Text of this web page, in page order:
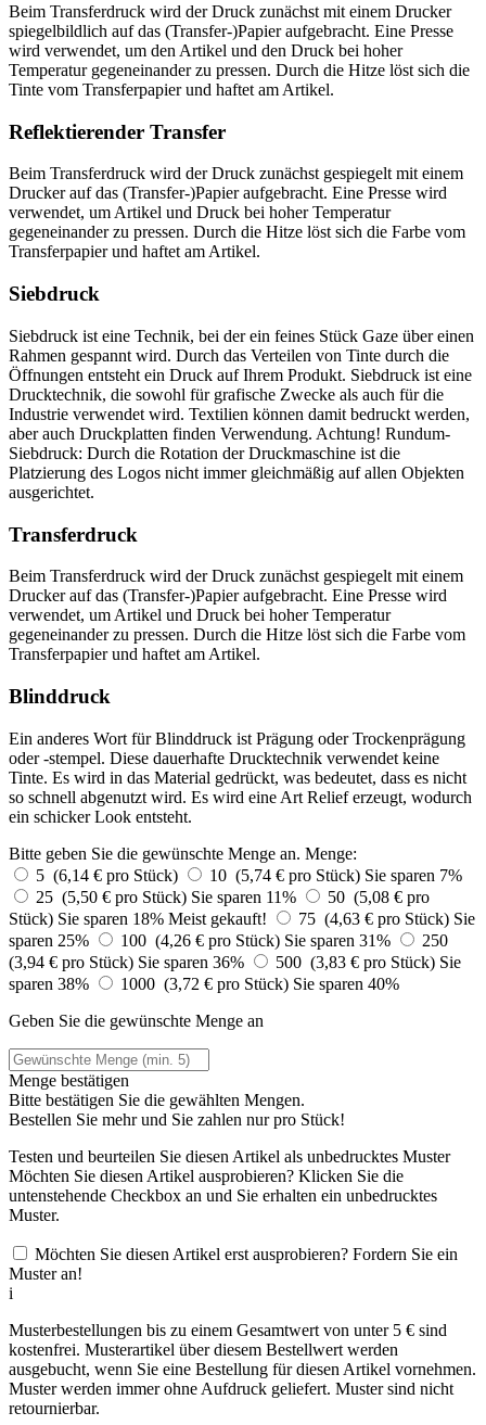
Beim Transferdruck wird der Druck zunächst mit einem Drucker
spiegelbildlich auf das (Transfer-)Papier aufgebracht. Eine Presse
wird verwendet, um den Artikel und den Druck bei hoher
Temperatur gegeneinander zu pressen. Durch die Hitze löst sich die
Tinte vom Transferpapier und haftet am Artikel.
Reflektierender Transfer
Beim Transferdruck wird der Druck zunächst gespiegelt mit einem
Drucker auf das (Transfer-)Papier aufgebracht. Eine Presse wird
verwendet, um Artikel und Druck bei hoher Temperatur
gegeneinander zu pressen. Durch die Hitze löst sich die Farbe vom
Transferpapier und haftet am Artikel.
Siebdruck
Siebdruck ist eine Technik, bei der ein feines Stück Gaze über einen
Rahmen gespannt wird. Durch das Verteilen von Tinte durch die
Öffnungen entsteht ein Druck auf Ihrem Produkt. Siebdruck ist eine
Drucktechnik, die sowohl für grafische Zwecke als auch für die
Industrie verwendet wird. Textilien können damit bedruckt werden,
aber auch Druckplatten finden Verwendung. Achtung! Rundum-
Siebdruck: Durch die Rotation der Druckmaschine ist die
Platzierung des Logos nicht immer gleichmäßig auf allen Objekten
ausgerichtet.
Transferdruck
Beim Transferdruck wird der Druck zunächst gespiegelt mit einem
Drucker auf das (Transfer-)Papier aufgebracht. Eine Presse wird
verwendet, um Artikel und Druck bei hoher Temperatur
gegeneinander zu pressen. Durch die Hitze löst sich die Farbe vom
Transferpapier und haftet am Artikel.
Blinddruck
Ein anderes Wort für Blinddruck ist Prägung oder Trockenprägung
oder -stempel. Diese dauerhafte Drucktechnik verwendet keine
Tinte. Es wird in das Material gedrückt, was bedeutet, dass es nicht
so schnell abgenutzt wird. Es wird eine Art Relief erzeugt, wodurch
ein schicker Look entsteht.
Bitte geben Sie die gewünschte Menge an. Menge:
5 (6,14 € pro Stück)
10 (5,74 € pro Stück) Sie sparen 7%
25 (5,50 € pro Stück) Sie sparen 11%
50 (5,08 € pro
Stück) Sie sparen 18% Meist gekauft! 75 (4,63 € pro Stück) Sie
sparen 25%
100 (4,26 € pro Stück) Sie sparen 31%
250
(3,94 € pro Stück) Sie sparen 36% 500 (3,83 € pro Stück) Sie
sparen 38%
1000 (3,72 € pro Stück) Sie sparen 40%
Geben Sie die gewünschte Menge an
Menge bestätigen
Bitte bestätigen Sie die gewählten Mengen.
Bestellen Sie mehr und Sie zahlen nurpro Stück!
Testen und beurteilen Sie diesen Artikel als unbedrucktes Muster
Möchten Sie diesen Artikel ausprobieren? Klicken Sie die
untenstehende Checkbox an und Sie erhalten ein unbedrucktes
Muster.
Möchten Sie diesen Artikel erst ausprobieren? Fordern Sie ein
Muster an!
i
Musterbestellungen bis zu einem Gesamtwert von unter 5 € sind
kostenfrei. Musterartikel über diesem Bestellwert werden
ausgebucht, wenn Sie eine Bestellung für diesen Artikel vornehmen.
Muster werden immer ohne Aufdruck geliefert. Muster sind nicht
retournierbar.